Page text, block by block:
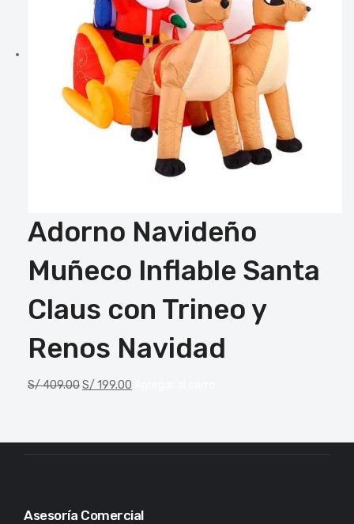
Adorno Navideño
Muñeco Inflable Santa
Claus con Trineo y
Renos Navidad
S/409.00S/ 199.00
Asesoría Comercial